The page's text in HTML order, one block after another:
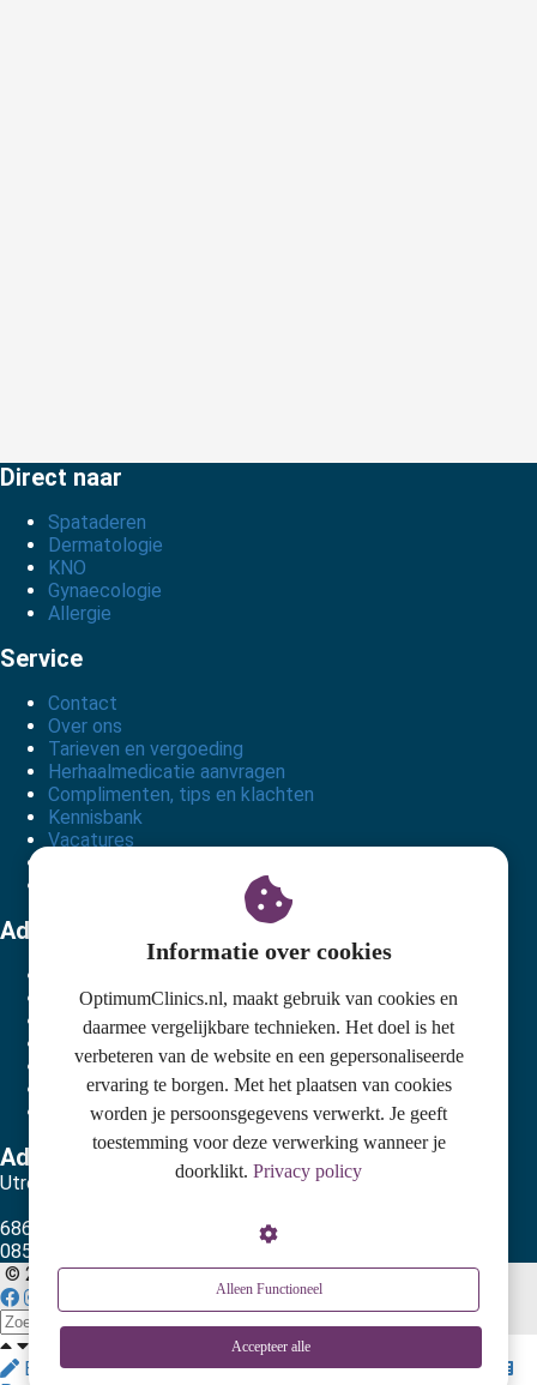
Direct naar
Spataderen
Dermatologie
KNO
Gynaecologie
Allergie
Service
Contact
Over ons
Tarieven en vergoeding
Herhaalmedicatie aanvragen
Complimenten, tips en klachten
Kennisbank
Vacatures
Adres hoofdvestiging
Postbus 102
6860 ACOosterbeek
085-1302796
info@optimumclinics.nl
KvK nummer: 71178783
BTW nummer: NL858610863B01
Adres locatie Oosterbeek
Utrechtseweg 159-C
6862 AH Oosterbeek
085-1302796
© 2020 Optimum Clinics
Edit page Dashboard Settings
Website Design
Informatie over cookies
OptimumClinics.nl, maakt gebruik van cookies en
daarmee vergelijkbare technieken. Het doel is het
verbeteren van de website en een gepersonaliseerde
ervaring te borgen. Met het plaatsen van cookies
worden je persoonsgegevens verwerkt. Je geeft
toestemming voor deze verwerking wanneer je
doorklikt. Privacy policy
Alleen Functioneel
Accepteer alle